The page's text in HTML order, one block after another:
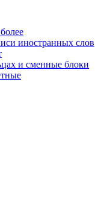
иностранных слов
и сменные блоки